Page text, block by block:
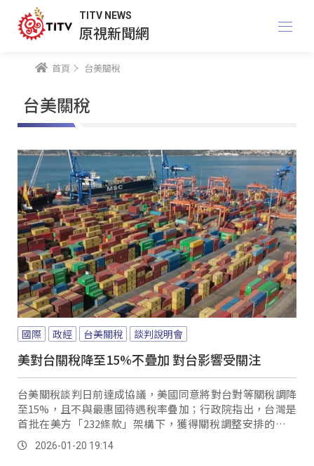
TITV NEWS
原視新聞網
首頁 台美關稅
台美關稅
國際 政經 台美關稅 談判說明會
美對台關稅降至15%不疊加 對台影響受關注
台美關稅談判日前達成協議，美國同意將對台對等關稅調降
至15%，且不與最惠國待遇稅率疊加；行政院指出，台灣是
首批在美方「232條款」架構下，獲得關稅調整安排的國家
之一。2026-01-20 19:14